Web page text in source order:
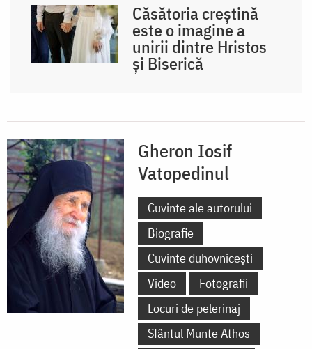
Căsătoria creștină
este o imagine a
unirii dintre Hristos
și Biserică
Gheron Iosif
Vatopedinul
Cuvinte ale autorului
Biografie
Cuvinte duhovnicești
Video
Fotografii
Locuri de pelerinaj
Sfântul Munte Athos